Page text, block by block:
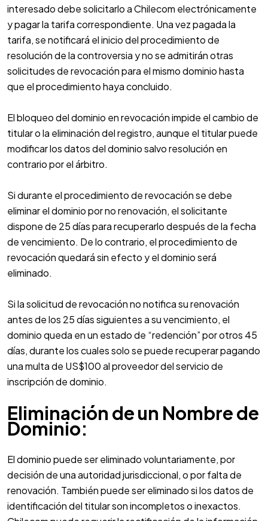
interesado debe solicitarlo a Chilecom electrónicamente
y pagar la tarifa correspondiente. Una vez pagada la
tarifa, se notificará el inicio del procedimiento de
resolución de la controversia y no se admitirán otras
solicitudes de revocación para el mismo dominio hasta
que el procedimiento haya concluido.
El bloqueo del dominio en revocación impide el cambio de
titular o la eliminación del registro, aunque el titular puede
modificar los datos del dominio salvo resolución en
contrario por el árbitro.
Si durante el procedimiento de revocación se debe
eliminar el dominio por no renovación, el solicitante
dispone de 25 días para recuperarlo después de la fecha
de vencimiento. De lo contrario, el procedimiento de
revocación quedará sin efecto y el dominio será
eliminado.
Si la solicitud de revocación no notifica su renovación
antes de los 25 días siguientes a su vencimiento, el
dominio queda en un estado de “redención” por otros 45
días, durante los cuales solo se puede recuperar pagando
una multa de US$100 al proveedor del servicio de
inscripción de dominio.
Eliminación de un Nombre de
Dominio:
El dominio puede ser eliminado voluntariamente, por
decisión de una autoridad jurisdiccional, o por falta de
renovación. También puede ser eliminado si los datos de
identificación del titular son incompletos o inexactos.